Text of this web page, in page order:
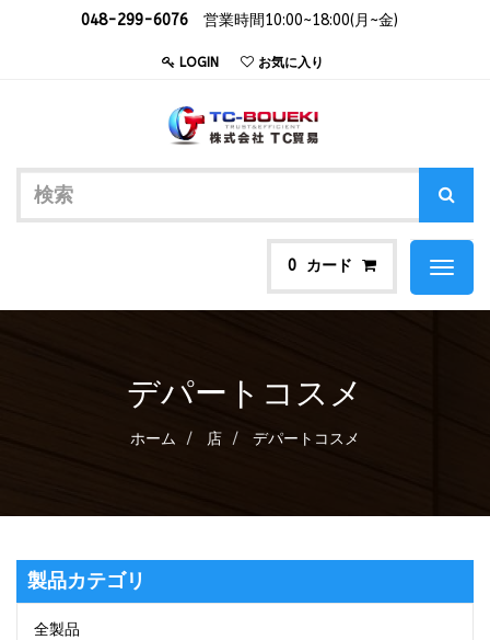
048-299-6076 営業時間10:00~18:00(月~金)
LOGIN お気に入り
0 カード
Toggle
デパートコスメ
ホーム 店 デパートコスメ
製品カテゴリ
全製品